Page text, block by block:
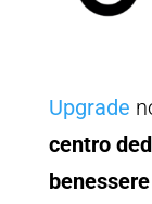
Upgrade
centro